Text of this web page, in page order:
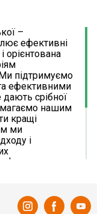
–
ефективні
орієнтована
Ми підтримуємо
ефективними
срібної
нашим
кращі
ми
і
формує